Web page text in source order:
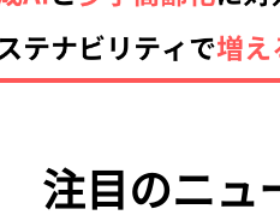
注目のニュ